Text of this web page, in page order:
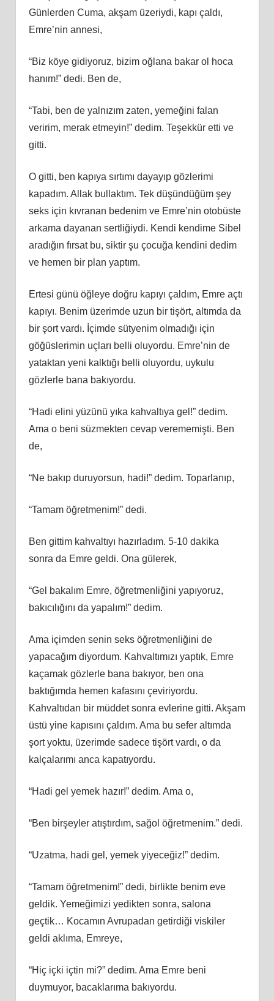
Günlerden Cuma, akşam üzeriydi, kapı çaldı,
Emre’nin annesi,
“Biz köye gidiyoruz, bizim oğlana bakar ol hoca
hanım!” dedi. Ben de,
“Tabi, ben de yalnızım zaten, yemeğini falan
veririm, merak etmeyin!” dedim. Teşekkür etti ve
gitti.
O gitti, ben kapıya sırtımı dayayıp gözlerimi
kapadım. Allak bullaktım. Tek düşündüğüm şey
seks için kıvranan bedenim ve Emre’nin otobüste
arkama dayanan sertliğiydi. Kendi kendime Sibel
aradığın fırsat bu, siktir şu çocuğa kendini dedim
ve hemen bir plan yaptım.
Ertesi günü öğleye doğru kapıyı çaldım, Emre açtı
kapıyı. Benim üzerimde uzun bir tişört, altımda da
bir şort vardı. İçimde sütyenim olmadığı için
göğüslerimin uçları belli oluyordu. Emre’nin de
yataktan yeni kalktığı belli oluyordu, uykulu
gözlerle bana bakıyordu.
“Hadi elini yüzünü yıka kahvaltıya gel!” dedim.
Ama o beni süzmekten cevap verememişti. Ben
de,
“Ne bakıp duruyorsun, hadi!” dedim. Toparlanıp,
“Tamam öğretmenim!” dedi.
Ben gittim kahvaltıyı hazırladım. 5-10 dakika
sonra da Emre geldi. Ona gülerek,
“Gel bakalım Emre, öğretmenliğini yapıyoruz,
bakıcılığını da yapalım!” dedim.
Ama içimden senin seks öğretmenliğini de
yapacağım diyordum. Kahvaltımızı yaptık, Emre
kaçamak gözlerle bana bakıyor, ben ona
baktığımda hemen kafasını çeviriyordu.
Kahvaltıdan bir müddet sonra evlerine gitti. Akşam
üstü yine kapısını çaldım. Ama bu sefer altımda
şort yoktu, üzerimde sadece tişört vardı, o da
kalçalarımı anca kapatıyordu.
“Hadi gel yemek hazır!” dedim. Ama o,
“Ben birşeyler atıştırdım, sağol öğretmenim.” dedi.
“Uzatma, hadi gel, yemek yiyeceğiz!” dedim.
“Tamam öğretmenim!” dedi, birlikte benim eve
geldik. Yemeğimizi yedikten sonra, salona
geçtik… Kocamın Avrupadan getirdiği viskiler
geldi aklıma, Emreye,
“Hiç içki içtin mi?” dedim. Ama Emre beni
duymuyor, bacaklarıma bakıyordu.